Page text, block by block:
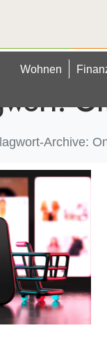
Wohnen
Archive: